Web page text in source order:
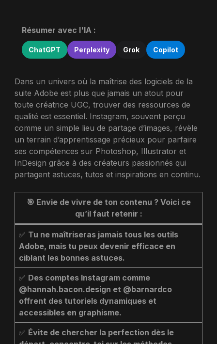
Résumer avec l'IA :
ChatGPT Perplexity Grok Copilot
Dans un univers où la maîtrise des logiciels de la
suite Adobe est plus que jamais un atout pour
toute créatrice UGC, trouver des ressources de
qualité est essentiel. Instagram, souvent perçu
comme un simple lieu de partage d’images, révèle
un terrain d’apprentissage précieux pour parfaire
ses compétences sur Photoshop, Illustrator et
InDesign grâce à des créateurs passionnés qui
partagent astuces, tutos et inspirations en continu.
🎯 Envie de vivre de ton contenu ? Voici ce
qu’il faut retenir :
✅ Tu ne maîtriseras jamais tous les outils
Adobe, mais tu peux devenir efficace en
ciblant les bonnes astuces.
✅ Des comptes Instagram comme
@hannah.bacon.design et @barnardco
offrent des tutoriels dynamiques et
accessibles en graphisme.
✅ Évite de chercher la perfection dès le